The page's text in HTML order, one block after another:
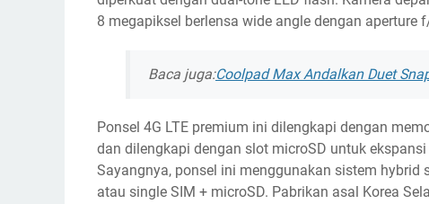
8 megapiksel berlensa wide angle dengan aperture
Baca juga:Coolpad Max Andalkan Duet
Ponsel 4G LTE premium ini dilengkapi dengan
dan dilengkapi dengan slot microSD untuk
Sayangnya, ponsel ini menggunakan sistem
atau single SIM + microSD. Pabrikan asal Korea